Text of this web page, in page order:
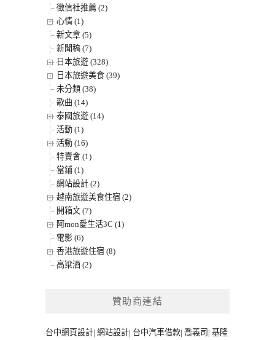
徵信社推薦 (2)
心情 (1)
新文章 (5)
新聞稿 (7)
日本旅遊 (328)
日本旅遊美食 (39)
未分類 (38)
歌曲 (14)
泰國旅遊 (14)
活動 (1)
活動 (16)
特賣會 (1)
當鋪 (1)
網站設計 (2)
越南旅遊美食住宿 (2)
開箱文 (7)
阿mon愛生活3C (1)
電影 (6)
香港旅遊住宿 (8)
高粱酒 (2)
贊助商連結
台中網頁設計| 網站設計| 台中汽車借款| 喬義司 | 基隆